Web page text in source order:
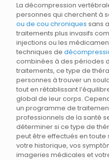
La décompression
personnes qui cherchent à
ou de cou chroniques sans
traitements plus invasifs
injections ou les
techniques de
combinées à des périodes
traitements, ce type de
personnes à trouver un
tout en rétablissant
global de leur corps.
un programme de
professionnels de la santé
déterminer si ce type de
peut être effectués en toute
votre historique, vos
imageries médicales et